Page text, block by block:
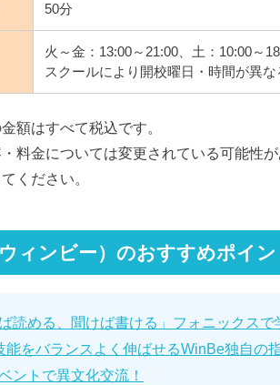
50分
火～金：13:00～21:00、土：10:00～
スクールにより開校曜日・時間が異な
額はすべて税込です。
料金については変更されている可能性
ください。
ィンビー）のおすすめポイン
ば読める、聞けば書ける」フォニックスで
能をバランスよく伸ばせるWinBe独自の
ントで異文化交流！